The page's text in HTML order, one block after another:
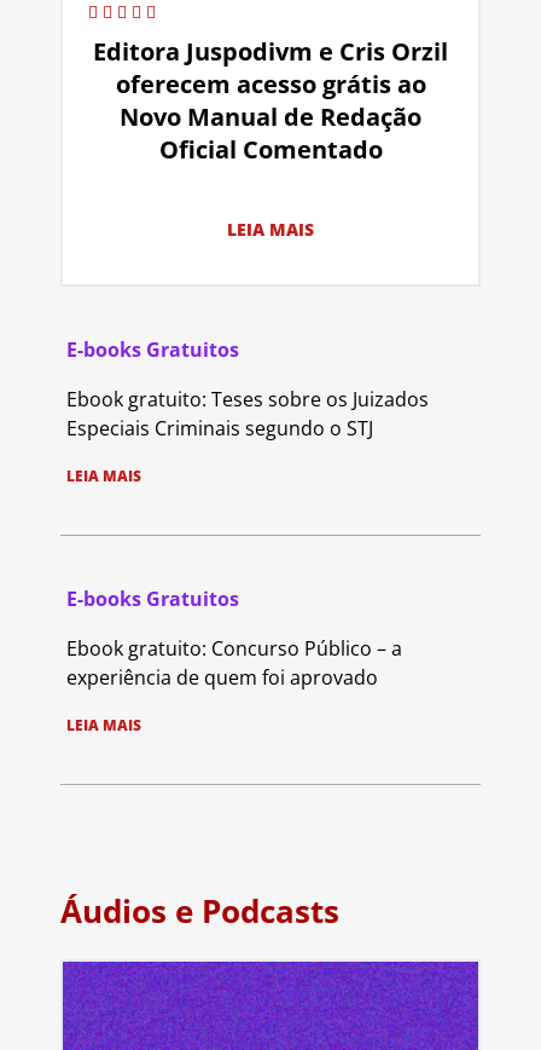
Editora Juspodivm e Cris Orzil
oferecem acesso grátis ao
Novo Manual de Redação
Oficial Comentado
LEIA MAIS
E-books Gratuitos
Ebook gratuito: Teses sobre os Juizados
Especiais Criminais segundo o STJ
LEIA MAIS
E-books Gratuitos
Ebook gratuito: Concurso Público – a
experiência de quem foi aprovado
LEIA MAIS
Áudios e Podcasts